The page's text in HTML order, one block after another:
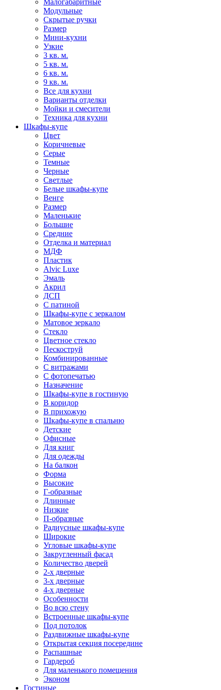
Малогабаритные
Модульные
Скрытые ручки
Размер
Мини-кухни
Узкие
3 кв. м.
5 кв. м.
6 кв. м.
9 кв. м.
Все для кухни
Варианты отделки
Мойки и смесители
Техника для кухни
Шкафы-купе
Цвет
Коричневые
Серые
Темные
Черные
Светлые
Белые шкафы-купе
Венге
Размер
Маленькие
Большие
Средние
Отделка и материал
МДФ
Пластик
Alvic Luxe
Эмаль
Акрил
ДСП
С патиной
Шкафы-купе с зеркалом
Матовое зеркало
Стекло
Цветное стекло
Пескоструй
Комбинированные
С витражами
С фотопечатью
Назначение
Шкафы-купе в гостиную
В коридор
В прихожую
Шкафы-купе в спальню
Детские
Офисные
Для книг
Для одежды
На балкон
Форма
Высокие
Г-образные
Длинные
Низкие
П-образные
Радиусные шкафы-купе
Широкие
Угловые шкафы-купе
Закругленный фасад
Количество дверей
2-х дверные
3-х дверные
4-х дверные
Особенности
Во всю стену
Встроенные шкафы-купе
Под потолок
Раздвижные шкафы-купе
Открытая секция посередине
Распашные
Гардероб
Для маленького помещения
Эконом
Гостиные